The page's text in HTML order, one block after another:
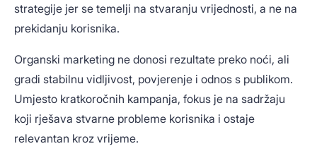
strategije jer se temelji na stvaranju vrijednosti, a ne na
prekidanju korisnika.
Organski marketing ne donosi rezultate preko noći, ali
gradi stabilnu vidljivost, povjerenje i odnos s publikom.
Umjesto kratkoročnih kampanja, fokus je na sadržaju
koji rješava stvarne probleme korisnika i ostaje
relevantan kroz vrijeme.